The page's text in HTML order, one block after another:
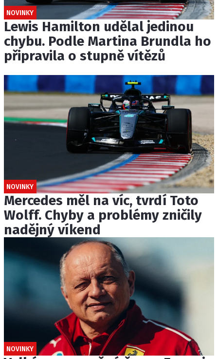
NOVINKY
Lewis Hamilton udělal jedinou
chybu. Podle Martina Brundla ho
připravila o stupně vítězů
NOVINKY
Mercedes měl na víc, tvrdí Toto
Wolff. Chyby a problémy zničily
nadějný víkend
NOVINKY